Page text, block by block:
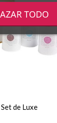
de Luxe
TODO